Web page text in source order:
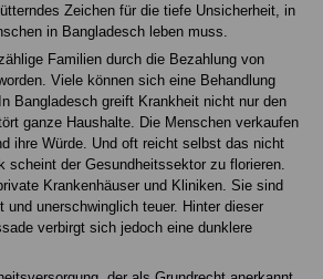
Zeichen für die tiefe Unsicherheit, in
in Bangladesch leben muss.
Familien durch die Bezahlung von
Viele können sich eine Behandlung
Bangladesch greift Krankheit nicht nur den
ganze Haushalte. Die Menschen verkaufen
ihre Würde. Und oft reicht selbst das nicht
scheint der Gesundheitssektor zu florieren.
Krankenhäuser und Kliniken. Sie sind
und unerschwinglich teuer. Hinter dieser
verbirgt sich jedoch eine dunklere